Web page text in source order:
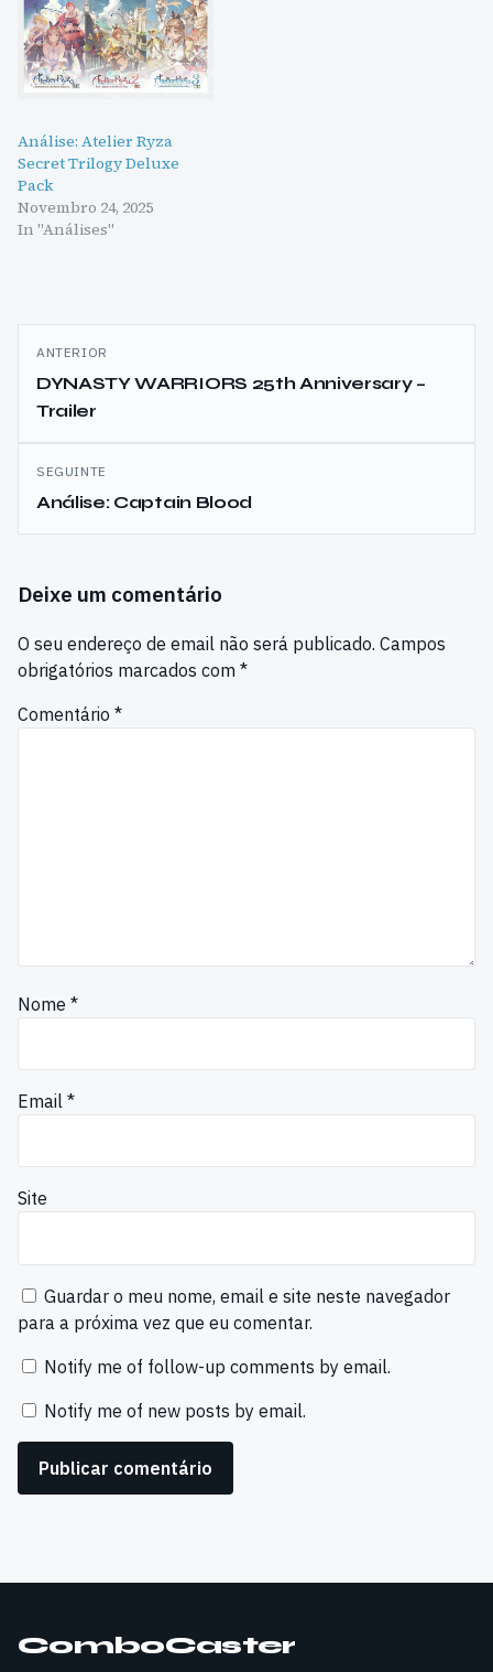
Análise: Atelier Ryza
Secret Trilogy Deluxe
Pack
Novembro 24, 2025
In "Análises"
Navegação
de
artigos
ANTERIOR
DYNASTY WARRIORS 25th Anniversary –
Trailer
SEGUINTE
Análise: Captain Blood
Deixe um comentário
O seu endereço de email não será publicado. Campos
obrigatórios marcados com *
Comentário *
Nome *
Email *
Site
Guardar o meu nome, email e site neste navegador
para a próxima vez que eu comentar.
Notify me of follow-up comments by email.
Notify me of new posts by email.
ComboCaster